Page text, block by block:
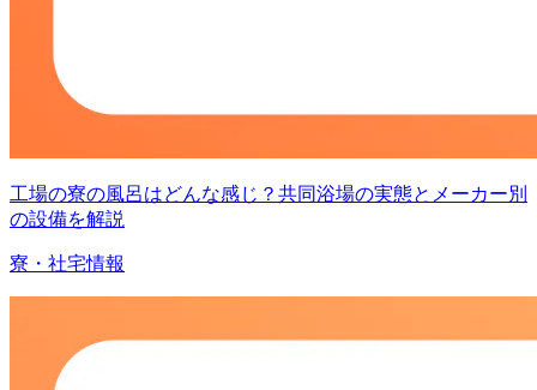
工場の寮の風呂はどんな感じ？共同浴場の実態とメーカー別
の設備を解説
寮・社宅情報